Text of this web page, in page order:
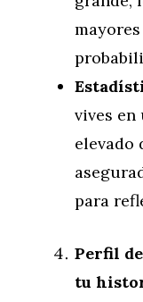
vives
elevado
para
Perfil
tu